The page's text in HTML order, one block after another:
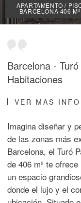
APARTAMENTO /
BARCELONA 406 M²
Barcelona -
Habitaciones
VER MAS
Imagina diseñar y
de las zonas más
Barcelona, el Turó
de 406 m² te
un espacio
donde el lujo y el